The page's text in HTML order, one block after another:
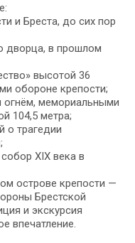
и Бреста, до сих пор
дворца, в прошлом
высотой 36
обороне крепости;
мемориальными
104,5 метра;
о трагедии
XIX века в
острове крепости —
Брестской
и экскурсия
впечатление.